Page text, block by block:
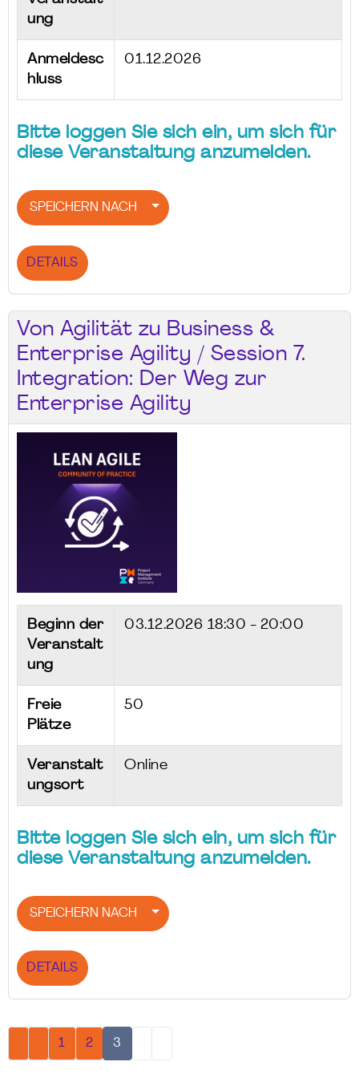
ung
Anmeldesc
hluss
01.12.2026
Bitte loggen Sie sich ein, um sich für
diese Veranstaltung anzumelden.
SPEICHERN NACH
DETAILS
Von Agilität zu Business &
Enterprise Agility / Session 7.
Integration: Der Weg zur
Enterprise Agility
Beginn der
Veranstalt
ung
03.12.2026 18:30 - 20:00
Freie
Plätze
50
Veranstalt
ungsort
Online
Bitte loggen Sie sich ein, um sich für
diese Veranstaltung anzumelden.
SPEICHERN NACH
DETAILS
1 2 3